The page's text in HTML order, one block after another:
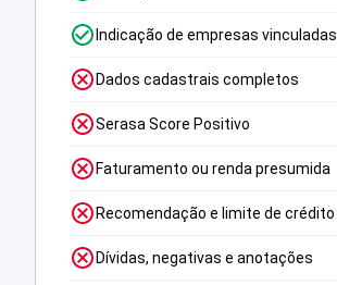
Indicação de empresas vinculadas
Dados cadastrais completos
Serasa Score Positivo
Faturamento ou renda presumida
Recomendação e limite de crédito
Dívidas, negativas e anotações